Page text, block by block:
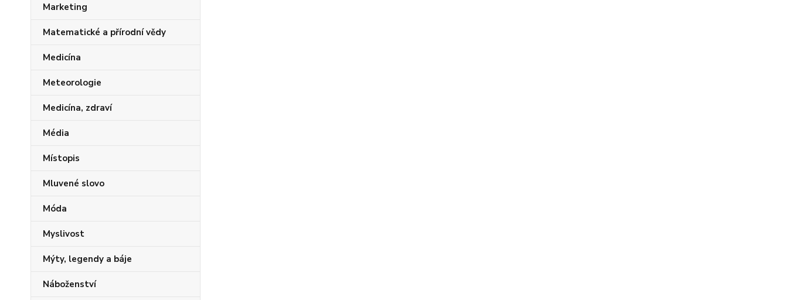
Marketing
Matematické a přírodní vědy
Medicína
Meteorologie
Medicína, zdraví
Média
Místopis
Mluvené slovo
Móda
Myslivost
Mýty, legendy a báje
Náboženství